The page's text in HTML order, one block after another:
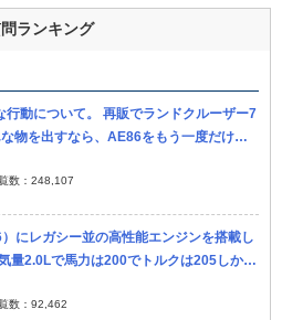
ランキング
行動について。 再販でランドクルーザー7
物を出すなら、AE86をもう一度だけ再
ワケの分からんスバルが造った BR...
数： 248,107
にレガシー並の高性能エンジンを搭載し
量2.0Lで馬力は200でトルクは205しかあ
DOHC直噴ターボ“...
数： 92,462